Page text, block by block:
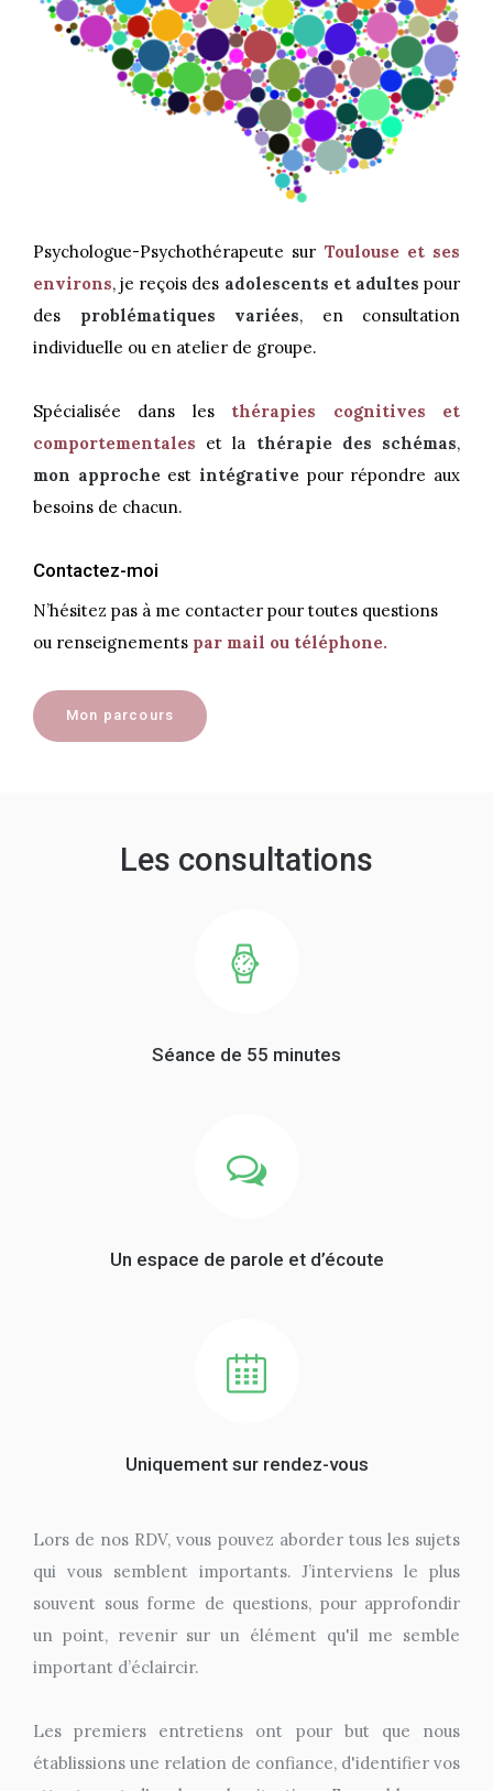
Psychologue-Psychothérapeute sur Toulouse et ses
environs, je reçois des adolescents et adultes pour
des problématiques variées, en consultation
individuelle ou en atelier de groupe.
Spécialisée dans les thérapies cognitives et
comportementales et la thérapie des schémas,
mon approcheest intégrative pour répondre aux
besoins de chacun.
Contactez-moi
N’hésitez pas à me contacter pour toutes questions
ou renseignements par mail ou téléphone.
Mon parcours
Les consultations
Séance de 55 minutes
Un espace de parole et d’écoute
Uniquement sur rendez-vous
Lors de nos RDV, vous pouvez aborder tous les sujets
qui vous semblent importants. J’interviens le plus
souvent sous forme de questions, pour approfondir
un point, revenir sur un élément qu'il me semble
important d’éclaircir.
Les premiers entretiens ont pour but que nous
établissions une relation de confiance, d'identifier vos